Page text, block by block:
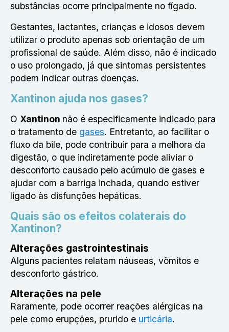
substâncias ocorre principalmente no fígado.
Gestantes, lactantes, crianças e idosos devem
utilizar o produto apenas sob orientação de um
profissional de saúde. Além disso, não é indicado
o uso prolongado, já que sintomas persistentes
podem indicar outras doenças.
Xantinon ajuda nos gases?
O Xantinon não é especificamente indicado para
o tratamento de gases. Entretanto, ao facilitar o
fluxo da bile, pode contribuir para a melhora da
digestão, o que indiretamente pode aliviar o
desconforto causado pelo acúmulo de gases e
ajudar com a barriga inchada, quando estiver
ligado às disfunções hepáticas.
Quais são os efeitos colaterais do
Xantinon?
Alterações gastrointestinais
Alguns pacientes relatam náuseas, vômitos e
desconforto gástrico.
Alterações na pele
Raramente, pode ocorrer reações alérgicas na
pele como erupções, prurido e urticária.